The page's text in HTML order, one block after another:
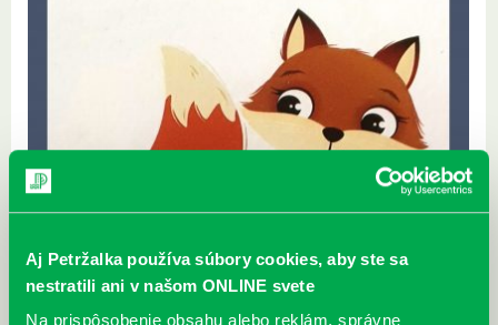
Aj Petržalka používa súbory cookies, aby ste sa
nestratili ani v našom ONLINE svete
Na prispôsobenie obsahu alebo reklám, správne